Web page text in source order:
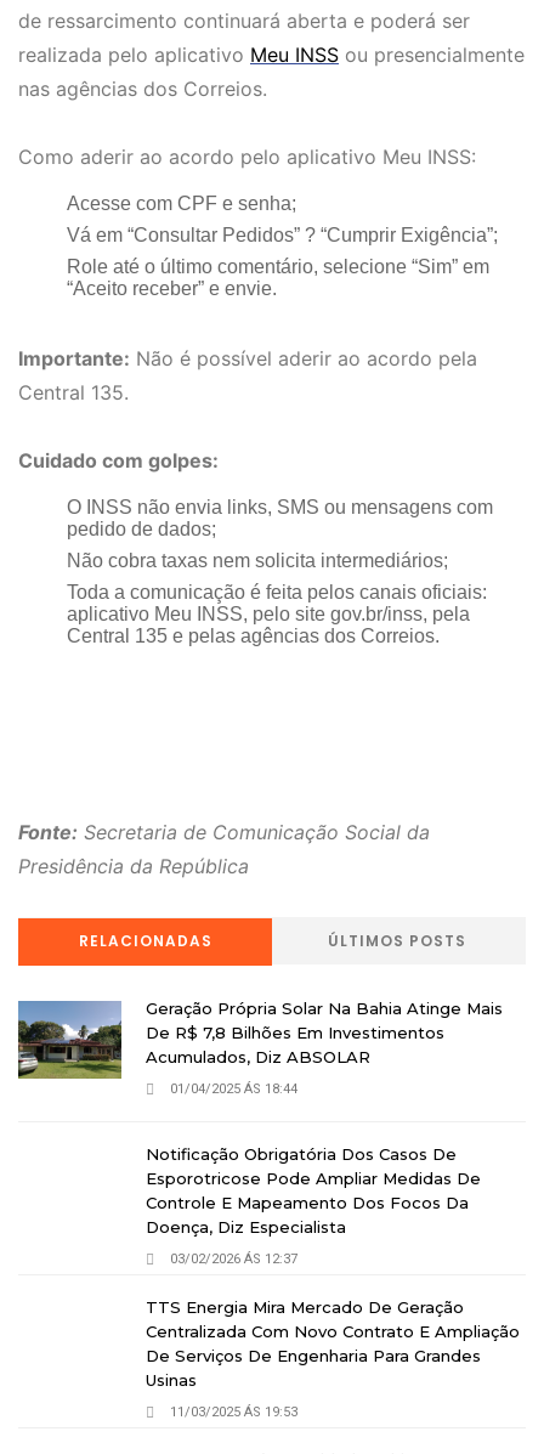
de ressarcimento continuará aberta e poderá ser
realizada pelo aplicativo Meu INSS ou presencialmente
nas agências dos Correios.
Como aderir ao acordo pelo aplicativo Meu INSS:
Acesse com CPF e senha;
Vá em “Consultar Pedidos” ? “Cumprir Exigência”;
Role até o último comentário, selecione “Sim” em
“Aceito receber” e envie.
Importante: Não é possível aderir ao acordo pela
Central 135.
Cuidado com golpes:
O INSS não envia links, SMS ou mensagens com
pedido de dados;
Não cobra taxas nem solicita intermediários;
Toda a comunicação é feita pelos canais oficiais:
aplicativo Meu INSS, pelo site gov.br/inss, pela
Central 135 e pelas agências dos Correios.
Fonte: Secretaria de Comunicação Social da
Presidência da República
RELACIONADAS ÚLTIMOS POSTS
Geração Própria Solar Na Bahia Atinge Mais
De R$ 7,8 Bilhões Em Investimentos
Acumulados, Diz ABSOLAR
01/04/2025 ÁS 18:44
Notificação Obrigatória Dos Casos De
Esporotricose Pode Ampliar Medidas De
Controle E Mapeamento Dos Focos Da
Doença, Diz Especialista
03/02/2026 ÁS 12:37
TTS Energia Mira Mercado De Geração
Centralizada Com Novo Contrato E Ampliação
De Serviços De Engenharia Para Grandes
Usinas
11/03/2025 ÁS 19:53